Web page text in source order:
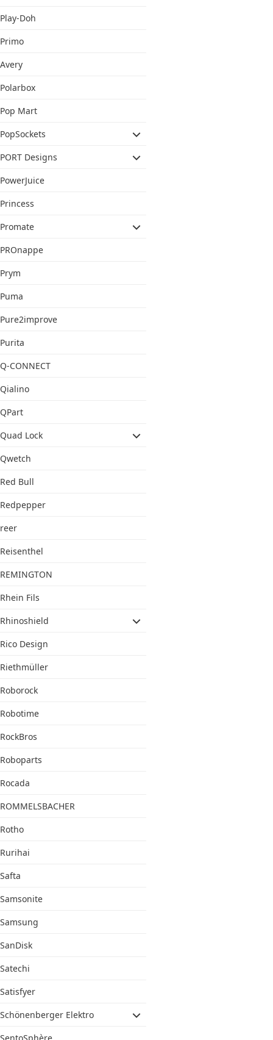
Play-Doh
Primo
Avery
Polarbox
Pop Mart
PopSockets
PORT Designs
PowerJuice
Princess
Promate
PROnappe
Prym
Puma
Pure2improve
Purita
Q-CONNECT
Qialino
QPart
Quad Lock
Qwetch
Red Bull
Redpepper
reer
Reisenthel
REMINGTON
Rhein Fils
Rhinoshield
Rico Design
Riethmüller
Roborock
Robotime
RockBros
Roboparts
Rocada
ROMMELSBACHER
Rotho
Rurihai
Safta
Samsonite
Samsung
SanDisk
Satechi
Satisfyer
Schönenberger Elektro